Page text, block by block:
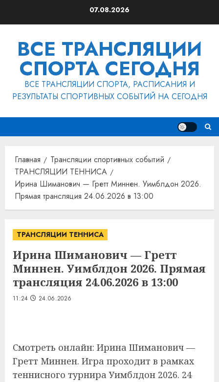
07.08.2026
ВСЕ ТРАНСЛЯЦИИ
СПОРТА СЕГОДНЯ
ВСЕ ТРАНСЛЯЦИИ СПОРТА, РАСПИСАНИЯ И
РЕЗУЛЬТАТЫ СПОРТИВНЫХ СОБЫТИЙ НА СЕГОДНЯ
Главная
Трансляции спортивных событий
ТРАНСЛЯЦИИ ТЕННИСА
Ирина Шиманович — Гретт Миннен. Уимблдон 2026.
Прямая трансляция 24.06.2026 в 13:00
ТРАНСЛЯЦИИ ТЕННИСА
Ирина Шиманович — Гретт
Миннен. Уимблдон 2026. Прямая
трансляция 24.06.2026 в 13:00
11:24 24.06.2026
Смотреть онлайн: Ирина Шиманович —
Гретт Миннен. Игра проходит в рамках
теннисного турнира Уимблдон 2026. 24